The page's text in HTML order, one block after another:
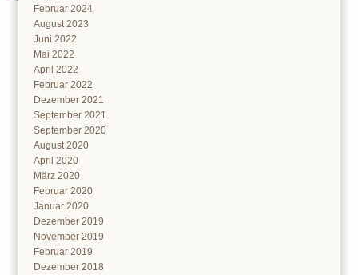
Februar 2024
August 2023
Juni 2022
Mai 2022
April 2022
Februar 2022
Dezember 2021
September 2021
September 2020
August 2020
April 2020
März 2020
Februar 2020
Januar 2020
Dezember 2019
November 2019
Februar 2019
Dezember 2018